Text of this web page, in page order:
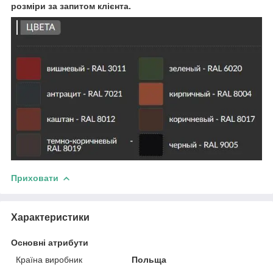
розміри за запитом клієнта.
Приховати
Характеристики
Основні атрибути
Країна виробник
Польща